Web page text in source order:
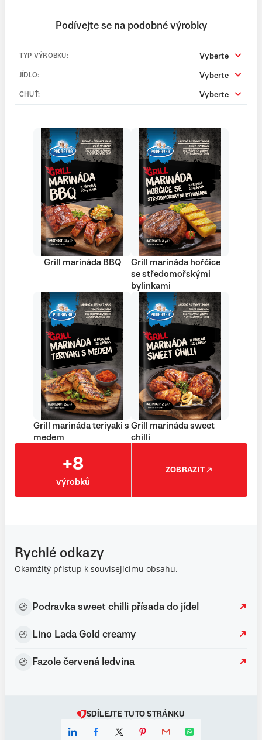
Podívejte se na podobné výrobky
TYP VÝROBKU: Vyberte
JÍDLO: Vyberte
CHUŤ: Vyberte
Grill marináda BBQ
Grill marináda hořčice
se středomořskými
bylinkami
Grill marináda teriyaki s
medem
Grill marináda sweet
chilli
+8
výrobků
ZOBRAZIT
Rychlé odkazy
Okamžitý přístup k souvisejícímu obsahu.
Podravka sweet chilli přísada do jídel
Lino Lada Gold creamy
Fazole červená ledvina
SDÍLEJTE TUTO STRÁNKU